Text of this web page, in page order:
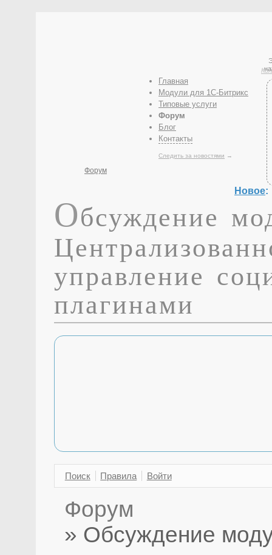
Главная
Модули для 1С-Битрикс
Типовые услуги
Форум
Блог
Контакты
Следить за новостями →
Новое:
Форум
Обсуждение
управление
плагинами
Поиск Правила Войти
Форум
» Обсуждение